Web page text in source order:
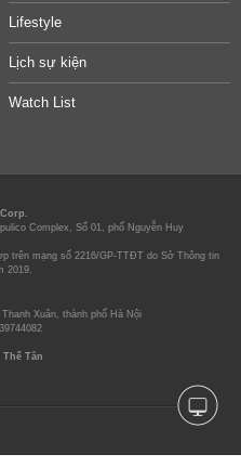
Lifestyle
Lịch sự kiện
Watch List
Complex, Số 01, phố Nguyễn Huy
trên mạng số 2216/GP-TTĐT do Sở Thông tin
2019.
Xuân, thành phố Hà Nội
Tân